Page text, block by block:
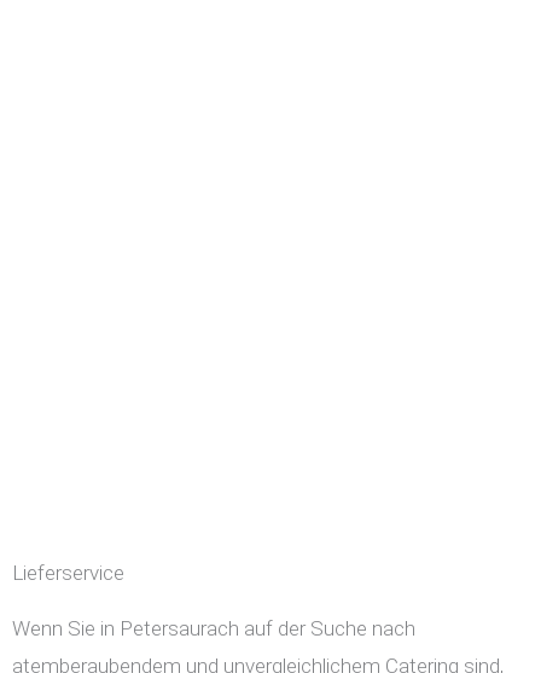
Lieferservice
Wenn Sie in Petersaurach auf der Suche nach
atemberaubendem und unvergleichlichem Catering sind,